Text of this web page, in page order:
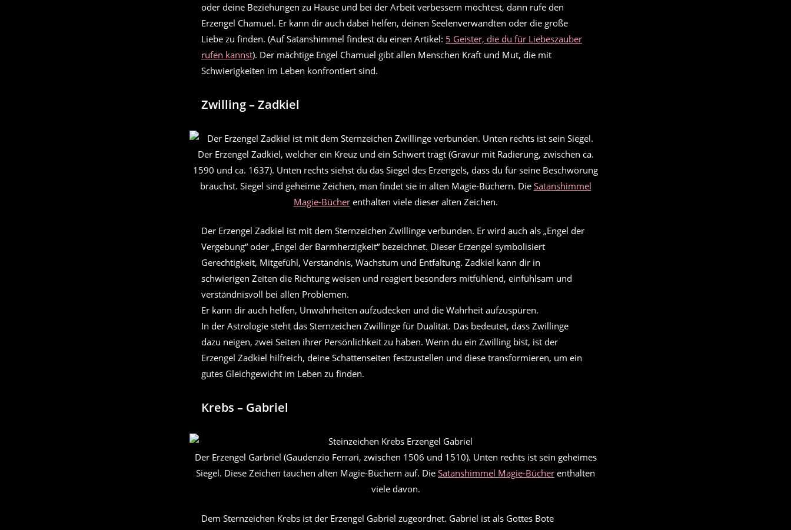
oder deine Beziehungen zu Hause und bei der Arbeit verbessern möchtest, dann rufe den
Erzengel Chamuel. Er kann dir auch dabei helfen, deinen Seelenverwandten oder die große
Liebe zu finden. (Auf Satanshimmel findest du einen Artikel: 5 Geister, die du für Liebeszauber
rufen kannst). Der mächtige Engel Chamuel gibt allen Menschen Kraft und Mut, die mit
Schwierigkeiten im Leben konfrontiert sind.
Zwilling – Zadkiel
Der Erzengel Zadkiel, welcher ein Kreuz und ein Schwert trägt (Gravur mit Radierung, zwischen ca.
1590 und ca. 1637). Unten rechts siehst du das Siegel des Erzengels, dass du für seine Beschwörung
brauchst. Siegel sind geheime Zeichen, man findet sie in alten Magie-Büchern. Die Satanshimmel
Magie-Bücherenthalten viele dieser alten Zeichen.
Der Erzengel Zadkiel ist mit dem Sternzeichen Zwillinge verbunden. Er wird auch als „Engel der
Vergebung“ oder „Engel der Barmherzigkeit“ bezeichnet. Dieser Erzengel symbolisiert
Gerechtigkeit, Mitgefühl, Verständnis, Wachstum und Entfaltung. Zadkiel kann dir in
schwierigen Zeiten die Richtung weisen und reagiert besonders mitfühlend, einfühlsam und
verständnisvoll bei allen Problemen.
Er kann dir auch helfen, Unwahrheiten aufzudecken und die Wahrheit aufzuspüren.
In der Astrologie steht das Sternzeichen Zwillinge für Dualität. Das bedeutet, dass Zwillinge
dazu neigen, zwei Seiten ihrer Persönlichkeit zu haben. Wenn du ein Zwilling bist, ist der
Erzengel Zadkiel hilfreich, deine Schattenseiten festzustellen und diese transformieren, um ein
gutes Gleichgewicht im Leben zu finden.
Krebs – Gabriel
Der Erzengel Garbriel (Gaudenzio Ferrari, zwischen 1506 und 1510). Unten rechts ist sein geheimes
Siegel. Diese Zeichen tauchen alten Magie-Büchern auf. Die Satanshimmel Magie-Bücher enthalten
viele davon.
Dem Sternzeichen Krebs ist der Erzengel Gabriel zugeordnet. Gabriel ist als Gottes Bote